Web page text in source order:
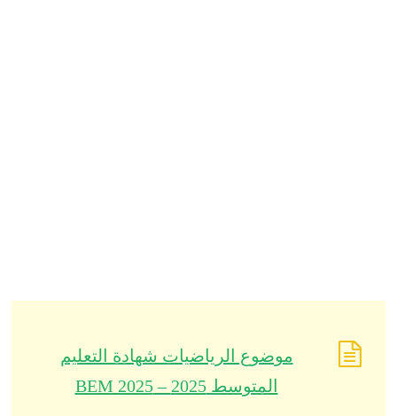
موضوع الرياضيات شهادة التعليم
المتوسط 2025 – BEM 2025